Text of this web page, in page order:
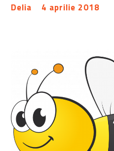
Delia 4 aprilie 2018